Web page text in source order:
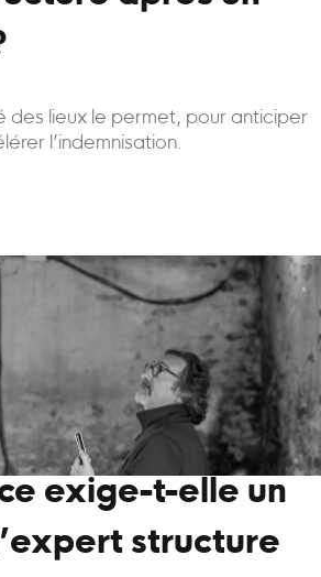
des lieux le permet, pour anticiper
l’indemnisation.
exige-t-elle un
structure